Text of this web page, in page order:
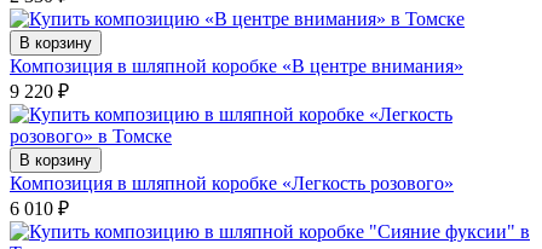
В корзину
Композиция в шляпной коробке «В центре внимания»
9 220 ₽
В корзину
Композиция в шляпной коробке «Легкость розового»
6 010 ₽